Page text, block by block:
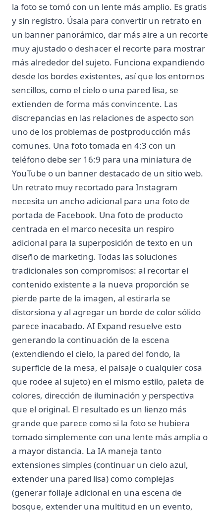
la foto se tomó con un lente más amplio. Es gratis
y sin registro. Úsala para convertir un retrato en
un banner panorámico, dar más aire a un recorte
muy ajustado o deshacer el recorte para mostrar
más alrededor del sujeto. Funciona expandiendo
desde los bordes existentes, así que los entornos
sencillos, como el cielo o una pared lisa, se
extienden de forma más convincente. Las
discrepancias en las relaciones de aspecto son
uno de los problemas de postproducción más
comunes. Una foto tomada en 4:3 con un
teléfono debe ser 16:9 para una miniatura de
YouTube o un banner destacado de un sitio web.
Un retrato muy recortado para Instagram
necesita un ancho adicional para una foto de
portada de Facebook. Una foto de producto
centrada en el marco necesita un respiro
adicional para la superposición de texto en un
diseño de marketing. Todas las soluciones
tradicionales son compromisos: al recortar el
contenido existente a la nueva proporción se
pierde parte de la imagen, al estirarla se
distorsiona y al agregar un borde de color sólido
parece inacabado. AI Expand resuelve esto
generando la continuación de la escena
(extendiendo el cielo, la pared del fondo, la
superficie de la mesa, el paisaje o cualquier cosa
que rodee al sujeto) en el mismo estilo, paleta de
colores, dirección de iluminación y perspectiva
que el original. El resultado es un lienzo más
grande que parece como si la foto se hubiera
tomado simplemente con una lente más amplia o
a mayor distancia. La IA maneja tanto
extensiones simples (continuar un cielo azul,
extender una pared lisa) como complejas
(generar follaje adicional en una escena de
bosque, extender una multitud en un evento,